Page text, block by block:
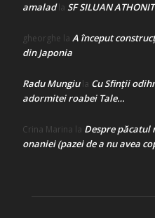
amaladla SF SILUAN
gheorghe la A început
din Japonia
Radu Mungiula Cu Sfinții
adormitei roabei Tale…
Crina Marina la Despre
onaniei (pazei de a nu avea